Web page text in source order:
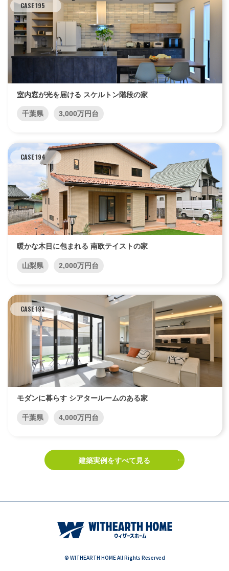
CASE 195
室内窓が光を届ける スケルトン階段の家
千葉県 3,000万円台
CASE 194
暖かな木目に包まれる 南欧テイストの家
山梨県 2,000万円台
CASE 193
モダンに暮らす シアタールームのある家
千葉県 4,000万円台
建築実例をすべて見る
© WITHEARTH HOME All Rights Reserved